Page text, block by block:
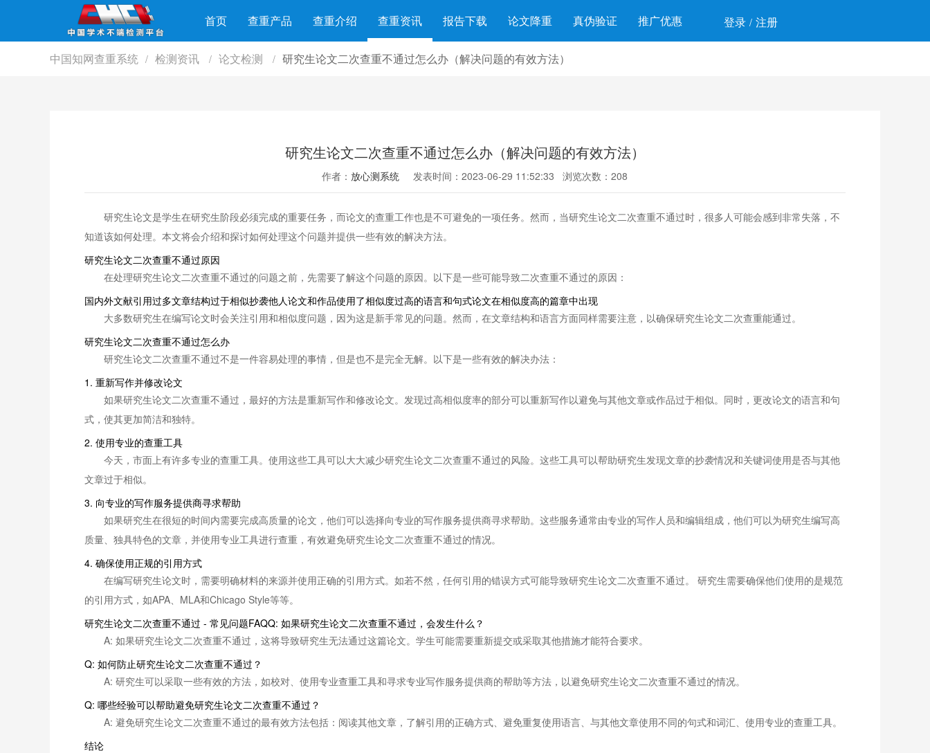
首页 查重产品 查重介绍 查重资讯 报告下载 论文降重 真伪验证 推广优惠 登录 / 注册
中国知网查重系统 / 检测资讯 / 论文检测 / 研究生论文二次查重不通过怎么办（解决问题的有效方法）
研究生论文二次查重不通过怎么办（解决问题的有效方法）
作者： 放心测系统 发表时间：2023-06-29 11:52:33 浏览次数：208
研究生论文是学生在研究生阶段必须完成的重要任务，而论文的查重工作也是不可避免的一项任务。然而，当研究生论文二次查重不通过时，很多人可能会感到非常失落，不
知道该如何处理。本文将会介绍和探讨如何处理这个问题并提供一些有效的解决方法。
研究生论文二次查重不通过原因
在处理研究生论文二次查重不通过的问题之前，先需要了解这个问题的原因。以下是一些可能导致二次查重不通过的原因：
国内外文献引用过多文章结构过于相似抄袭他人论文和作品使用了相似度过高的语言和句式论文在相似度高的篇章中出现
大多数研究生在编写论文时会关注引用和相似度问题，因为这是新手常见的问题。然而，在文章结构和语言方面同样需要注意，以确保研究生论文二次查重能通过。
研究生论文二次查重不通过怎么办
研究生论文二次查重不通过不是一件容易处理的事情，但是也不是完全无解。以下是一些有效的解决办法：
1. 重新写作并修改论文
如果研究生论文二次查重不通过，最好的方法是重新写作和修改论文。发现过高相似度率的部分可以重新写作以避免与其他文章或作品过于相似。同时，更改论文的语言和句
式，使其更加简洁和独特。
2. 使用专业的查重工具
今天，市面上有许多专业的查重工具。使用这些工具可以大大减少研究生论文二次查重不通过的风险。这些工具可以帮助研究生发现文章的抄袭情况和关键词使用是否与其他
文章过于相似。
3. 向专业的写作服务提供商寻求帮助
如果研究生在很短的时间内需要完成高质量的论文，他们可以选择向专业的写作服务提供商寻求帮助。这些服务通常由专业的写作人员和编辑组成，他们可以为研究生编写高
质量、独具特色的文章，并使用专业工具进行查重，有效避免研究生论文二次查重不通过的情况。
4. 确保使用正规的引用方式
在编写研究生论文时，需要明确材料的来源并使用正确的引用方式。如若不然，任何引用的错误方式可能导致研究生论文二次查重不通过。 研究生需要确保他们使用的是规范
的引用方式，如APA、MLA和Chicago Style等等。
研究生论文二次查重不通过 - 常见问题FAQQ: 如果研究生论文二次查重不通过，会发生什么？
A: 如果研究生论文二次查重不通过，这将导致研究生无法通过这篇论文。学生可能需要重新提交或采取其他措施才能符合要求。
Q: 如何防止研究生论文二次查重不通过？
A: 研究生可以采取一些有效的方法，如校对、使用专业查重工具和寻求专业写作服务提供商的帮助等方法，以避免研究生论文二次查重不通过的情况。
Q: 哪些经验可以帮助避免研究生论文二次查重不通过？
A: 避免研究生论文二次查重不通过的最有效方法包括：阅读其他文章，了解引用的正确方式、避免重复使用语言、与其他文章使用不同的句式和词汇、使用专业的查重工具。
结论